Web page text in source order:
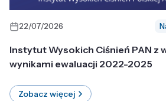
22/07/2026
Instytut Wysokich Ciśnień PAN z
wynikami ewaluacji 2022-2025
Zobacz więcej